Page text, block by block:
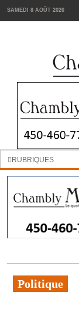
SAMEDI 8 AOÛT 2026
RUBRIQUES
INFORMATION
SPORTS
TENDANCES
POLITIQUE
Politique